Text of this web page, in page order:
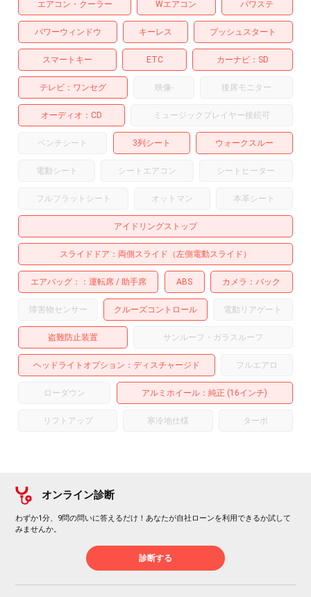
エアコン・クーラー Wエアコン パワステ
パワーウィンドウ キーレス プッシュスタート
スマートキー ETC カーナビ SD
テレビ ワンセグ 映像- 後席モニター
オーディオ CD ミュージックプレイヤー接続可
ベンチシート 3列シート ウォークスルー
電動シート シートエアコン シートヒーター
フルフラットシート オットマン 本革シート
アイドリングストップ
スライドドア 両側スライド（左側電動スライド）
エアバッグ： 運転席 助手席 ABS カメラ バック
障害物センサー クルーズコントロール 電動リアゲート
盗難防止装置 サンルーフ・ガラスルーフ
ヘッドライトオプション ディスチャージド フルエアロ
ローダウン アルミホイール ：純正 (16インチ)
リフトアップ 寒冷地仕様 ターボ
オンライン診断
わずか1分、9問の問いに答えるだけ！あなたが自社ローンを利用できるか試して
みませんか。
診断する